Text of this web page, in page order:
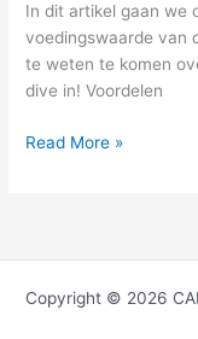
In dit artikel gaan we
voedingswaarde van
te weten te komen
dive in! Voordelen
Read More »
Copyright © 2026